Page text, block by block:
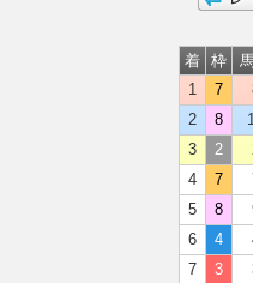
着 枠
1
7
2
8
3
2
4
7
5
8
6
4
7
3